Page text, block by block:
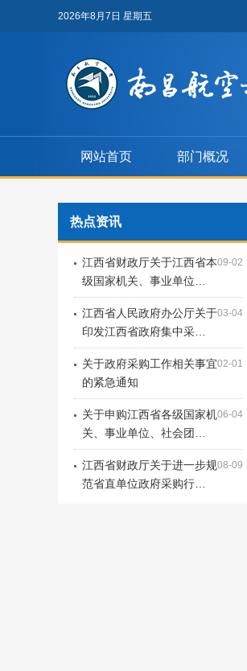
2026年8月7日 星期五
网站首页 部门概况
热点资讯
09-02
江西省财政厅关于江西省本
级国家机关、事业单位…
03-04
江西省人民政府办公厅关于
印发江西省政府集中采…
02-01
关于政府采购工作相关事宜
的紧急通知
06-04
关于申购江西省各级国家机
关、事业单位、社会团…
08-09
江西省财政厅关于进一步规
范省直单位政府采购行…